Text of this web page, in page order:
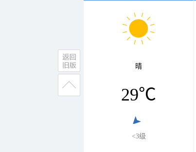
晴
29℃
<3级